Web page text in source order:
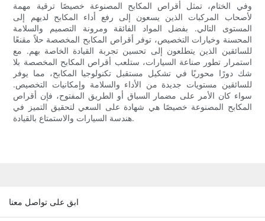
وفي الختام، تمثل أقراص المكابح المصنوعة خصيصًا ترقية مهمة
لأصحاب المركبات الذين يسعون إلى رفع أداء المكابح لديهم إلى
المستوى التالي. بفضل المواد الفائقة ومرونة التصميم والسلامة
المحسنة وخيارات التخصيص، توفر أقراص المكابح المخصصة حلاً مقنعًا
للسائقين الذين يتطلعون إلى تحسين تجربة القيادة الخاصة بهم. مع
استمرار تطور صناعة السيارات، ستلعب أقراص المكابح المخصصة بلا
شك دورًا محوريًا في تشكيل مستقبل تكنولوجيا المكابح، مما يوفر
للسائقين مستويات جديدة من الأداء والسلامة وإمكانيات التخصيص.
سواء كان الأمر على مضمار السباق أو الطريق المفتوح، فإن أقراص
المكابح المصنوعة خصيصًا هي شهادة على السعي لتحقيق التميز في
هندسة السيارات والاستمتاع بالقيادة.
ابق على تواصل معنا